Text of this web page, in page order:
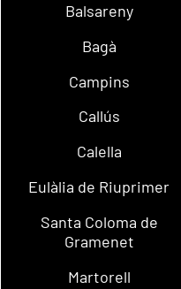
Balsareny
Bagà
Campins
Callús
Calella
Eulàlia de Riuprimer
Santa Coloma de
Gramenet
Martorell